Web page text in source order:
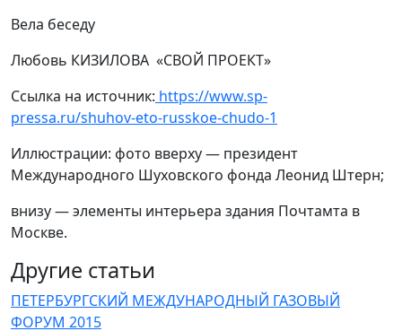
Вела беседу
Любовь КИЗИЛОВА «СВОЙ ПРОЕКТ»
Ссылка на источник: https://www.sp-
pressa.ru/shuhov-eto-russkoe-chudo-1
Иллюстрации: фото вверху — президент
Международного Шуховского фонда Леонид Штерн;
внизу — элементы интерьера здания Почтамта в
Москве.
Другие статьи
ПЕТЕРБУРГСКИЙ МЕЖДУНАРОДНЫЙ ГАЗОВЫЙ
ФОРУМ 2015